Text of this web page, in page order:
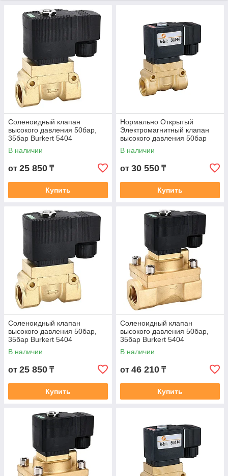
давления, он обеспечивает
надежное открытие и закрытие
потока, что критически важно
для автоматизированных систем. Производитель Burkert
предлагает модели, способные выдерживать давления
свыше 50 бар, что делает их идеальным выбором для
требовательных промышленных приложений. Если вы
ищете, где купить клапан высокого давления, обратите
внимание на сертифицированные поставщики,
предлагающие оригинальную продукцию с гарантией
Соленоидный клапан
высокого давления 50бар,
35бар Burkert 5404
НормальноЗакрытый
В наличии
от 25 850 ₸
Купить
Нормально Открытый
Электромагнитный клапан
высокого давления 50бар
Burkert 5404
В наличии
от 30 550 ₸
Купить
Соленоидный клапан
высокого давления 50бар,
35бар Burkert 5404
НормальноЗакрытый 1/2"
DN15
В наличии
от 25 850 ₸
Купить
Соленоидный клапан
высокого давления 50бар,
35бар Burkert 5404
НормальноЗакрытый 3/4"
DN20
В наличии
от 46 210 ₸
Купить